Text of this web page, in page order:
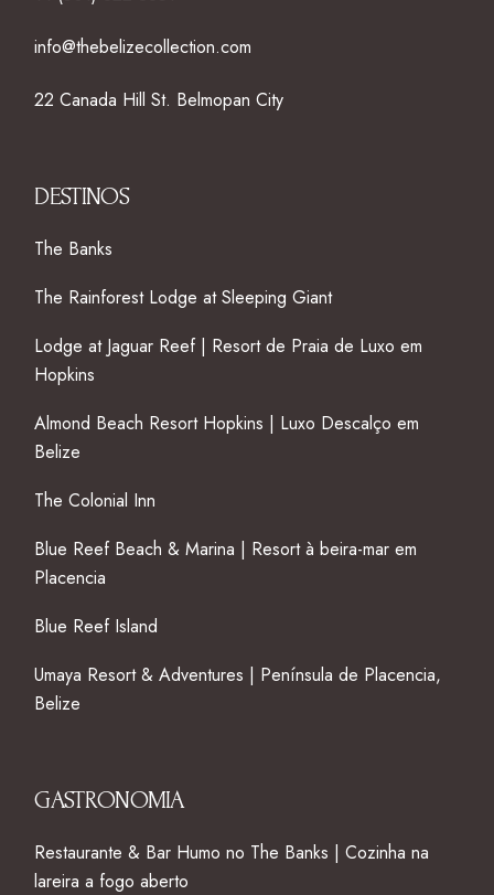
info@thebelizecollection.com
22 Canada Hill St. Belmopan City
DESTINOS
The Banks
The Rainforest Lodge at Sleeping Giant
Lodge at Jaguar Reef | Resort de Praia de Luxo em
Hopkins
Almond Beach Resort Hopkins | Luxo Descalço em
Belize
The Colonial Inn
Blue Reef Beach & Marina | Resort à beira-mar em
Placencia
Blue Reef Island
Umaya Resort & Adventures | Península de Placencia,
Belize
GASTRONOMIA
Restaurante & Bar Humo no The Banks | Cozinha na
lareira a fogo aberto